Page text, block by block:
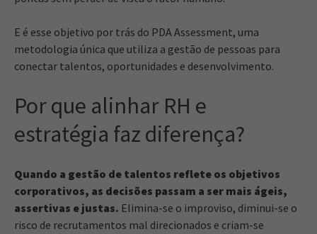
E é esse objetivo por trás do PDA Assessment, uma
metodologia única que utiliza a gestão de pessoas para
conectar talentos, oportunidades e desenvolvimento.
Por que alinhar RH e
estratégia faz diferença?
Quando a gestão de talentos reflete os objetivos
corporativos, as decisões passam a ser mais ágeis,
assertivas e justas. Elimina-se o improviso, diminui-se o
risco de recrutamentos mal direcionados e criam-se